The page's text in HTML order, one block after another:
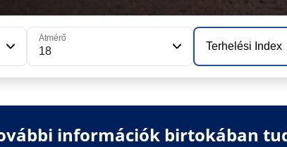
Átmérő
18 Terhelési Index
információk birtokában